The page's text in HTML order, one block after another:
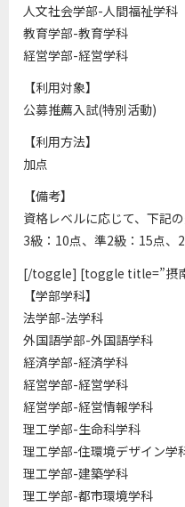
人文社会学部-人間福祉学科
教育学部-教育学科
経営学部-経営学科
【利用対象】
公募推薦入試(特別活動)
【利用方法】
加点
【備考】
資格レベルに応じて、下記の
3級：10点、準2級：15点、
[/toggle] [toggle title=”摂
【学部学科】
法学部-法学科
外国語学部-外国語学科
経済学部-経済学科
経営学部-経営学科
経営学部-経営情報学科
理工学部-生命科学科
理工学部-住環境デザイン学
理工学部-建築学科
理工学部-都市環境学科